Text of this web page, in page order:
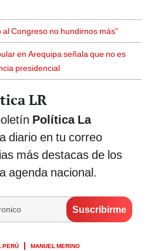
Congreso no hundirnos más”
en Arequipa señala que no es
presidencial
LR
Política La
diario en tu correo
más destacas de los
agenda nacional.
PERÚ MANUEL MERINO